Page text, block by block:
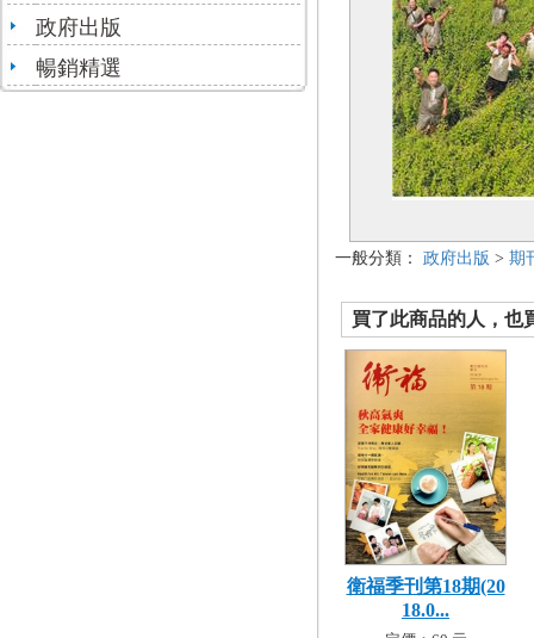
政府出版
暢銷精選
一般分類： 政府出版 > 期
買了此商品的人，也
衛福季刊第18期(20
18.0...